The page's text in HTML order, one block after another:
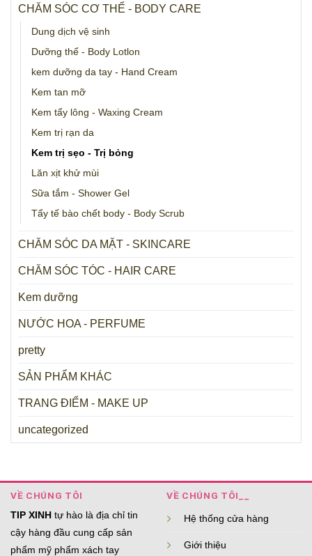
CHĂM SÓC CƠ THỂ - BODY CARE
Dung dịch vệ sinh
Dưỡng thể - Body Lotlon
kem dưỡng da tay - Hand Cream
Kem tan mỡ
Kem tẩy lông - Waxing Cream
Kem trị rạn da
Kem trị sẹo - Trị bỏng
Lăn xịt khử mùi
Sữa tắm - Shower Gel
Tẩy tế bào chết body - Body Scrub
CHĂM SÓC DA MẶT - SKINCARE
CHĂM SÓC TÓC - HAIR CARE
Kem dưỡng
NƯỚC HOA - PERFUME
pretty
SẢN PHẨM KHÁC
TRANG ĐIỂM - MAKE UP
uncategorized
VỀ CHÚNG TÔI
TIP XINH tự hào là địa chỉ tin
cậy hàng đầu cung cấp sản
phẩm mỹ phẩm xách tay
VỀ CHÚNG TÔI__
Hệ thống cửa hàng
Giới thiệu